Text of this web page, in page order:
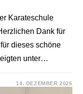
Karateschule
Dank für
dieses schöne
unter…
14. DEZEMBER 2025